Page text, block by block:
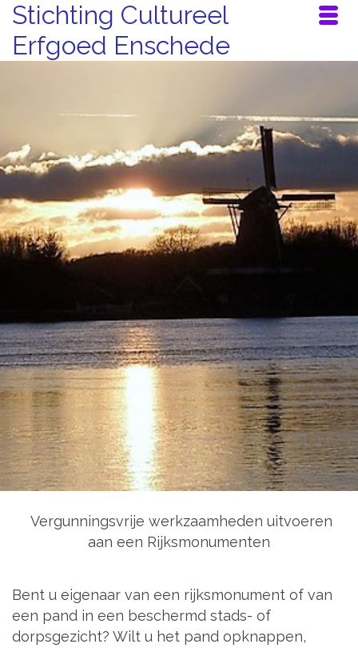
Stichting Cultureel
Erfgoed Enschede
Vergunningsvrije werkzaamheden uitvoeren
aan een Rijksmonumenten
Bent u eigenaar van een rijksmonument of van
een pand in een beschermd stads- of
dorpsgezicht? Wilt u het pand opknappen,